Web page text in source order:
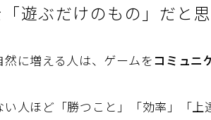
遊ぶだけのもの」だと
に増える人は、ゲームをコミュニ
人ほど「勝つこと」「効率」「上